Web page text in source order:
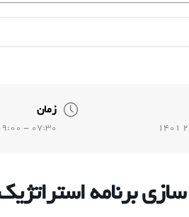
زمان
07:30 - 09:00
برنامه